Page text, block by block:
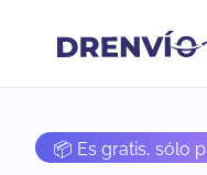
📦 Es gratis, sólo